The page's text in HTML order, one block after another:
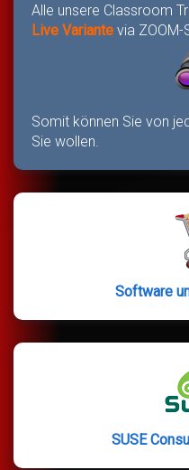
Alle unsere Classroom
Live Variante via ZOOM-
Somit können Sie von
Sie wollen.
Software
SUSE